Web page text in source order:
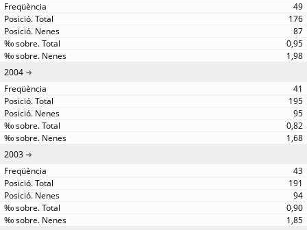
49
176
87
0,95
1,98
2004
41
195
95
0,82
1,68
2003
43
191
94
0,90
1,85